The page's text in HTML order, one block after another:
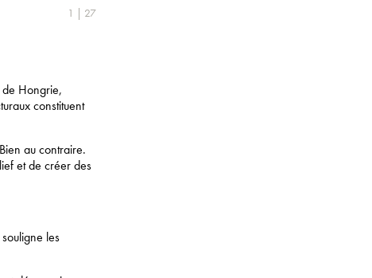
1 | 27
de Hongrie,
constituent
au contraire.
et de créer des
les